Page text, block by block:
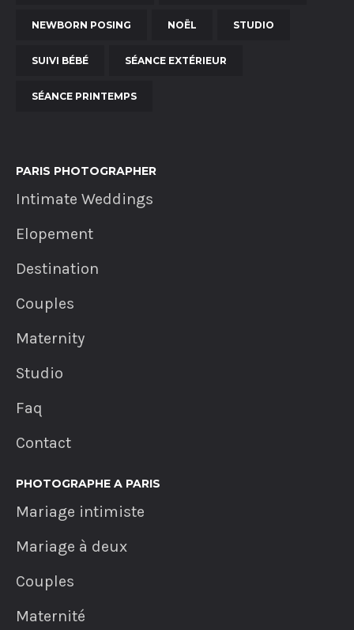
NEWBORN POSING NOËL STUDIO
SUIVI BÉBÉ SÉANCE EXTÉRIEUR
SÉANCE PRINTEMPS
PARIS PHOTOGRAPHER
Intimate Weddings
Elopement
Destination
Couples
Maternity
Studio
Faq
Contact
PHOTOGRAPHE A PARIS
Mariage intimiste
Mariage à deux
Couples
Maternité